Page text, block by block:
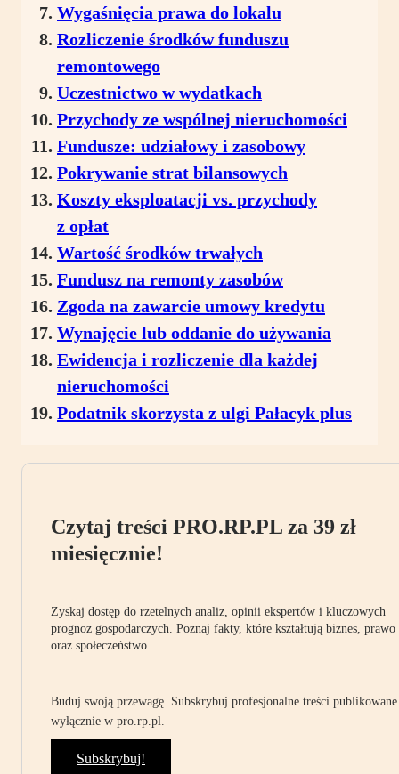
Wygaśnięcia prawa do lokalu
Rozliczenie środków funduszu
remontowego
Uczestnictwo w wydatkach
Przychody ze wspólnej nieruchomości
Fundusze: udziałowy i zasobowy
Pokrywanie strat bilansowych
Koszty eksploatacji vs. przychody
z opłat
Wartość środków trwałych
Fundusz na remonty zasobów
Zgoda na zawarcie umowy kredytu
Wynajęcie lub oddanie do używania
Ewidencja i rozliczenie dla każdej
nieruchomości
Podatnik skorzysta z ulgi Pałacyk plus
Czytaj treści PRO.RP.PL za 39 zł
miesięcznie!
Zyskaj dostęp do rzetelnych analiz, opinii ekspertów i kluczowych
prognoz gospodarczych. Poznaj fakty, które kształtują biznes, prawo
oraz społeczeństwo.
Buduj swoją przewagę. Subskrybuj profesjonalne treści publikowane
wyłącznie w pro.rp.pl.
Subskrybuj!